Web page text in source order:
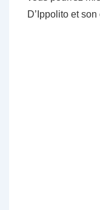
D’Ippolito et